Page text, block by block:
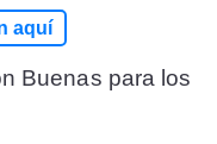
aquí
Buenas para los